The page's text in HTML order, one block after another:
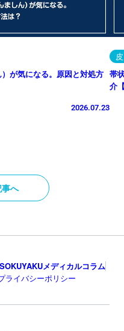
が気になる。原因と対処方
2026.07.23
帯
介
へ
SOKUYAKUメディカルコラム
ライバシーポリシー